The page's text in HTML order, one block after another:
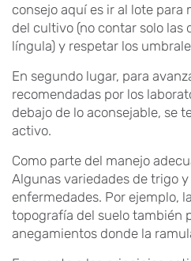
consejo aquí es ir al lote
del cultivo (no contar solo las
língula) y respetar los
En segundo lugar, para
recomendadas por los
debajo de lo aconsejable, se
activo.
Como parte del manejo
Algunas variedades de trigo
enfermedades. Por ejemplo,
topografía del suelo también
anegamientos donde la